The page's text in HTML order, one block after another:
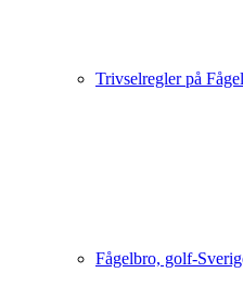
Trivselregler på
Fågelbro, golf-